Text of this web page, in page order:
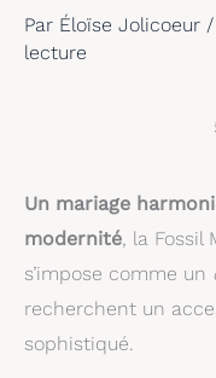
Par Éloïse Jolicoeur /
lecture
Un mariage
modernité, la Fossil
s’impose comme un
recherchent un
sophistiqué.